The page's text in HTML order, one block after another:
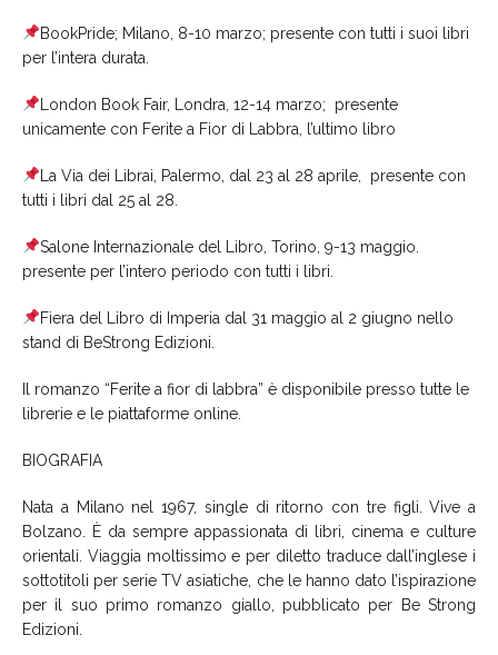
BookPride; Milano, 8-10 marzo; presente con tutti i suoi libri
per l’intera durata.
London Book Fair, Londra, 12-14 marzo; presente
unicamente con Ferite a Fior di Labbra, l’ultimo libro
La Via dei Librai, Palermo, dal 23 al 28 aprile, presente con
tutti i libri dal 25 al 28.
Salone Internazionale del Libro, Torino, 9-13 maggio.
presente per l’intero periodo con tutti i libri.
Fiera del Libro di Imperia dal 31 maggio al 2 giugno nello
stand di BeStrong Edizioni.
Il romanzo “Ferite a fior di labbra” è disponibile presso tutte le
librerie e le piattaforme online
BIOGRAFIA
Nata a Milano nel 1967, single di ritorno con tre figli. Vive a
Bolzano. È da sempre appassionata di libri, cinema e culture
orientali. Viaggia moltissimo e per diletto traduce dall’inglese i
sottotitoli per serie TV asiatiche, che le hanno dato l’ispirazione
per il suo primo romanzo giallo, pubblicato per Be Strong
Edizioni.